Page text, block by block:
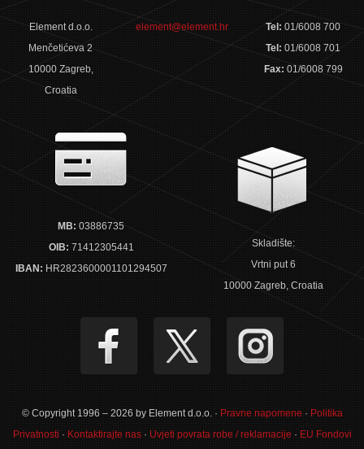
Element d.o.o.
Menčetićeva 2
10000 Zagreb,
Croatia
element@element.hr Tel:01/6008 700
Tel:01/6008 701
Fax: 01/6008 799
MB: 03886735
OIB: 71412305441
IBAN: HR2823600001101294507
Skladište:
Vrtni put 6
10000 Zagreb, Croatia
© Copyright 1996 – 2026 by Element d.o.o. · Pravne napomene · Politika
Privatnosti · Kontaktirajte nas· Uvjeti povrata robe / reklamacije · EU Fondovi